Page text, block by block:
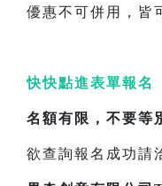
優惠不可併用，皆
快快點進表單報名
名額有限，不要等
欲查詢報名成功請